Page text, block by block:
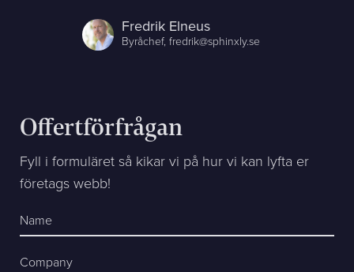
Fredrik Elneus
Byråchef,fredrik@sphinxly.se
Offertförfrågan
Fyll i formuläret så kikar vi på hur vi kan lyfta er
företags webb!
Name
Company